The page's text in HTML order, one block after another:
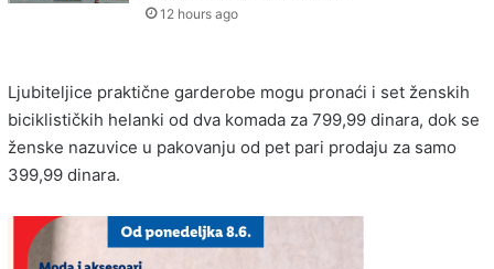
12 hours ago
Ljubiteljice praktične garderobe mogu pronaći i set ženskih
biciklističkih helanki od dva komada za 799,99 dinara, dok se
ženske nazuvice u pakovanju od pet pari prodaju za samo
399,99 dinara.